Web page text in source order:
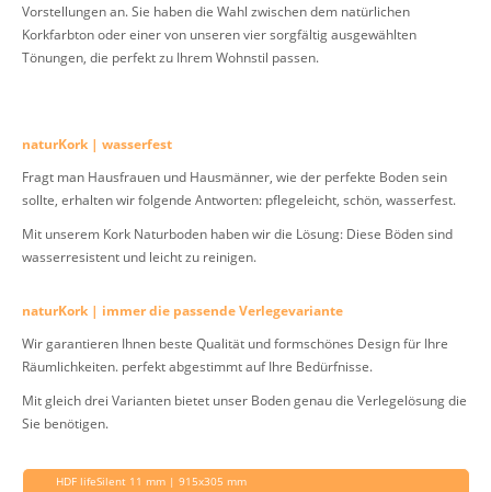
Vorstellungen an. Sie haben die Wahl zwischen dem natürlichen
Korkfarbton oder einer von unseren vier sorgfältig ausgewählten
Tönungen, die perfekt zu Ihrem Wohnstil passen.
naturKork | wasserfest
Fragt man Hausfrauen und Hausmänner, wie der perfekte Boden sein
sollte, erhalten wir folgende Antworten: pflegeleicht, schön, wasserfest.
Mit unserem Kork Naturboden haben wir die Lösung: Diese Böden sind
wasserresistent und leicht zu reinigen.
naturKork | immer die passende Verlegevariante
Wir garantieren Ihnen beste Qualität und formschönes Design für Ihre
Räumlichkeiten. perfekt abgestimmt auf Ihre Bedürfnisse.
Mit gleich drei Varianten bietet unser Boden genau die Verlegelösung die
Sie benötigen.
HDF lifeSilent 11 mm | 915x305 mm